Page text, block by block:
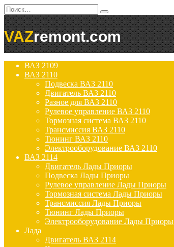
Перейти
к
содержанию
Search
for:
VAZremont.com
ВАЗ 2109
ВАЗ 2110
Подвеска ВАЗ 2110
Двигатель ВАЗ 2110
Разное для ВАЗ 2110
Рулевое управление ВАЗ 2110
Тормозная система ВАЗ 2110
Трансмиссия ВАЗ 2110
Тюнинг ВАЗ 2110
Электрооборудование ВАЗ 2110
ВАЗ 2114
Двигатель Лады Приоры
Подвеска Лады Приоры
Рулевое управление Лады Приоры
Тормозная система Лады Приоры
Трансмиссия Лады Приоры
Тюнинг Лады Приоры
Электрооборудование Лады Приоры
Лада
Двигатель ВАЗ 2114